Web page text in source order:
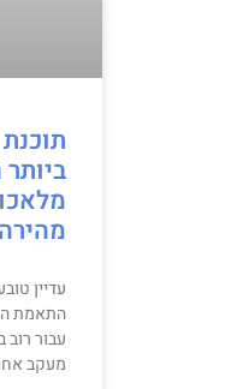
עדיין
התאמת
עבור
מעקב